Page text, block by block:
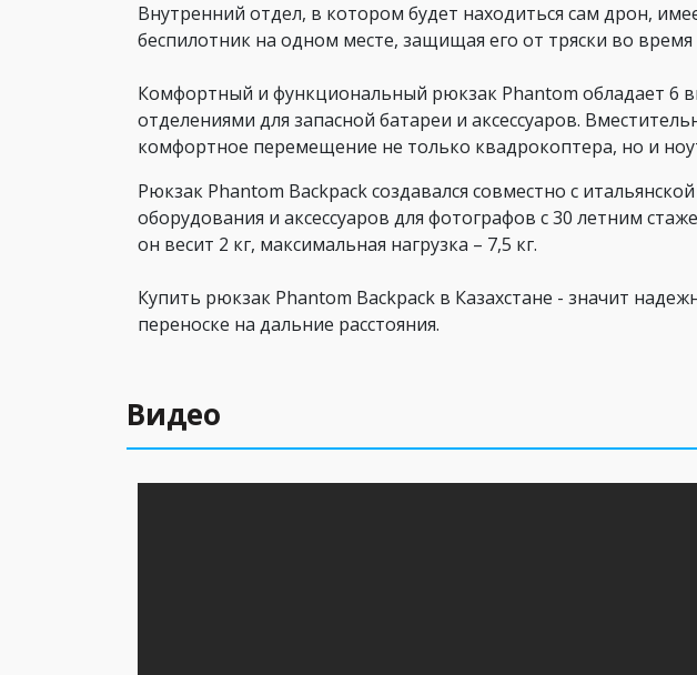
Внутренний отдел, в котором будет находиться сам дрон,
беспилотник на одном месте, защищая его от тряски во
Комфортный и функциональный рюкзак Phantom обладает 6
отделениями для запасной батареи и аксессуаров.
комфортное перемещение не только квадрокоптера, но и
Рюкзак Phantom Backpackсоздавался совместно с
оборудования и аксессуаров для фотографов с 30 летним
он весит 2 кг, максимальная нагрузка – 7,5 кг.
Купить рюкзак Phantom Backpack в Казахстане - значит
переноске на дальние расстояния.
Видео